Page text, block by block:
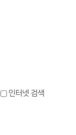
인터넷 검색